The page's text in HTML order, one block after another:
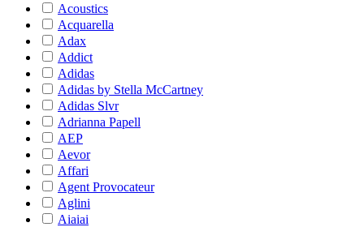
Acoustics
Acquarella
Adax
Addict
Adidas
Adidas by Stella McCartney
Adidas Slvr
Adrianna Papell
AEP
Aevor
Affari
Agent Provocateur
Aglini
Aiaiai